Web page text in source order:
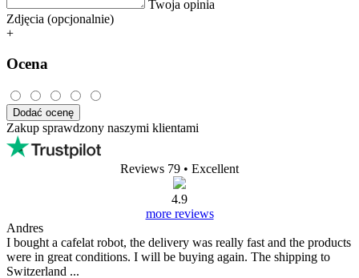
Twoja opinia
Zdjęcia (opcjonalnie)
+
Ocena
Dodać ocenę
Zakup sprawdzony naszymi klientami
Reviews 79 • Excellent
4.9
more reviews
Andres
I bought a cafelat robot, the delivery was really fast and the products
were in great conditions. I will be buying again. The shipping to
Switzerland ...